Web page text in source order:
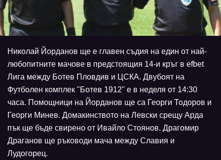
Николай Йорданов ще е главен съдия на един от най-
любопитните мачове в предстоящия 14-и кръг в efbet
Лига между Ботев Пловдив и ЦСКА. Двубоят на
Футболен комплек "Ботев 1912" е в неделя от 14:30
часа. Помощници на Йорданов ще са Георги Тодоров и
Георги Минев. Домакинството на Левски срещу Арда
пък ще бъде свирено от Ивайло Стоянов. Драгомир
Драганов ще ръководи мача между Славия и
Лудогорец.